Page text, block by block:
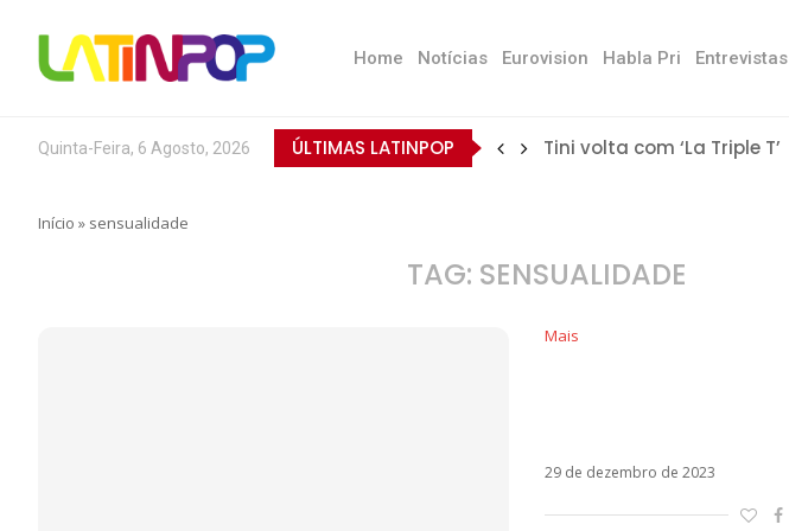
Home Notícias Eurovision Habla Pri Entrevistas
Quinta-Feira, 6 Agosto, 2026 ÚLTIMAS LATINPOP Tini volta com ‘La Triple T’
Início » sensualidade
TAG: SENSUALIDADE
Mais
29 de dezembro de 2023